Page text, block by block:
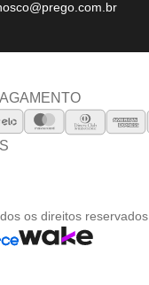
os direitos reservados.